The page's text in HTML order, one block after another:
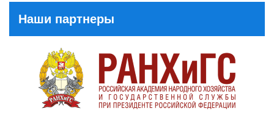
Наши партнеры